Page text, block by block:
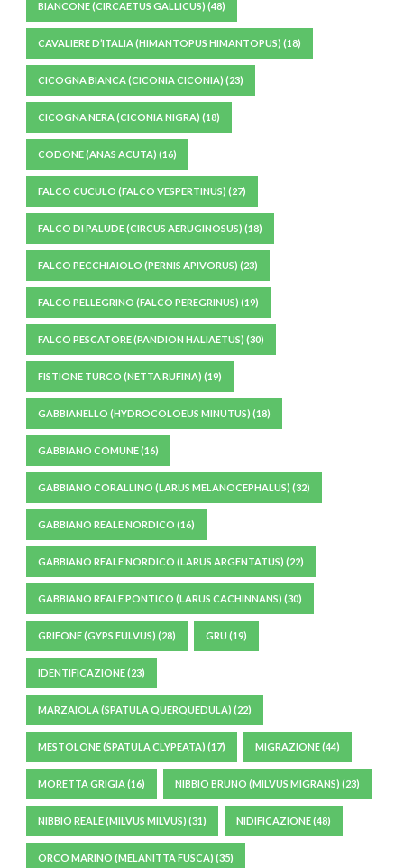
BIANCONE (CIRCAETUS GALLICUS) (48)
CAVALIERE D’ITALIA (HIMANTOPUS HIMANTOPUS) (18)
CICOGNA BIANCA (CICONIA CICONIA) (23)
CICOGNA NERA (CICONIA NIGRA) (18)
CODONE (ANAS ACUTA) (16)
FALCO CUCULO (FALCO VESPERTINUS) (27)
FALCO DI PALUDE (CIRCUS AERUGINOSUS) (18)
FALCO PECCHIAIOLO (PERNIS APIVORUS) (23)
FALCO PELLEGRINO (FALCO PEREGRINUS) (19)
FALCO PESCATORE (PANDION HALIAETUS) (30)
FISTIONE TURCO (NETTA RUFINA) (19)
GABBIANELLO (HYDROCOLOEUS MINUTUS) (18)
GABBIANO COMUNE(16)
GABBIANO CORALLINO (LARUS MELANOCEPHALUS) (32)
GABBIANO REALE NORDICO (16)
GABBIANO REALE NORDICO (LARUS ARGENTATUS) (22)
GABBIANO REALE PONTICO (LARUS CACHINNANS) (30)
GRIFONE (GYPS FULVUS) (28) GRU (19)
IDENTIFICAZIONE(23)
MARZAIOLA (SPATULA QUERQUEDULA) (22)
MESTOLONE (SPATULA CLYPEATA) (17) MIGRAZIONE(44)
MORETTA GRIGIA(16) NIBBIO BRUNO (MILVUS MIGRANS) (23)
NIBBIO REALE (MILVUS MILVUS) (31) NIDIFICAZIONE(48)
ORCO MARINO (MELANITTA FUSCA) (35)